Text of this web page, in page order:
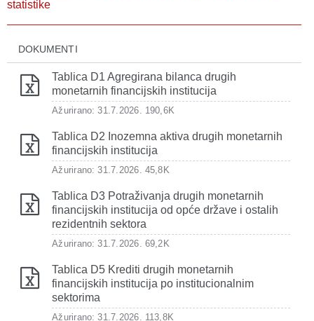
statistike
DOKUMENTI
Tablica D1 Agregirana bilanca drugih
monetarnih financijskih institucija
Ažurirano: 31.7.2026. 190,6K
Tablica D2 Inozemna aktiva drugih monetarnih
financijskih institucija
Ažurirano: 31.7.2026. 45,8K
Tablica D3 Potraživanja drugih monetarnih
financijskih institucija od opće države i ostalih
rezidentnih sektora
Ažurirano: 31.7.2026. 69,2K
Tablica D5 Krediti drugih monetarnih
financijskih institucija po institucionalnim
sektorima
Ažurirano: 31.7.2026. 113,8K